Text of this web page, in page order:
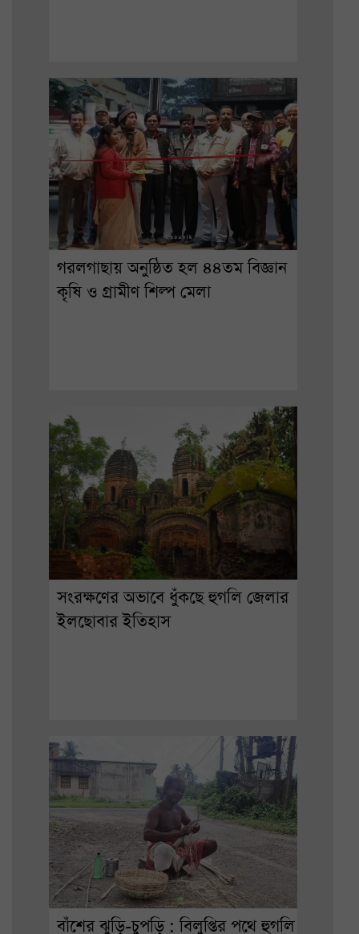
গরলগাছায় অনুষ্ঠিত হল ৪৪তম বিজ্ঞান
কৃষি ও গ্রামীণ শিল্প মেলা
সংরক্ষণের অভাবে ধুঁকছে হুগলি জেলার
ইলছোবার ইতিহাস
বাঁশের ঝুড়ি-চুপড়ি : বিলুপ্তির পথে হুগলি